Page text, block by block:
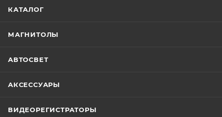
КАТАЛОГ
МАГНИТОЛЫ
АВТОСВЕТ
АКСЕССУАРЫ
ВИДЕОРЕГИСТРАТОРЫ